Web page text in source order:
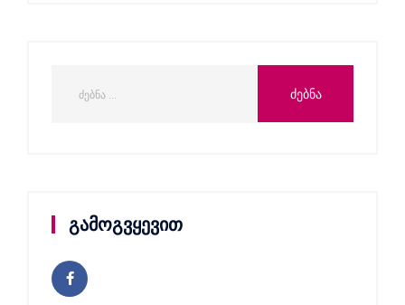
გამოგვყევით